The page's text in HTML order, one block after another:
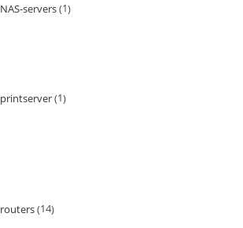
NAS-servers 1
printserver 1
routers 14